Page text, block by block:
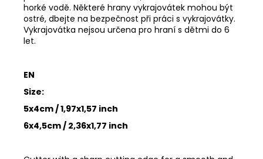
horké vodě. Některé hrany vykrajovátek mohou být
ostré, dbejte na bezpečnost při práci s vykrajovátky.
Vykrajovátka nejsou určena pro hraní s dětmi do 6
let.
EN
Size:
5x4cm / 1,97x1,57 inch
6x4,5cm / 2,36x1,77 inch